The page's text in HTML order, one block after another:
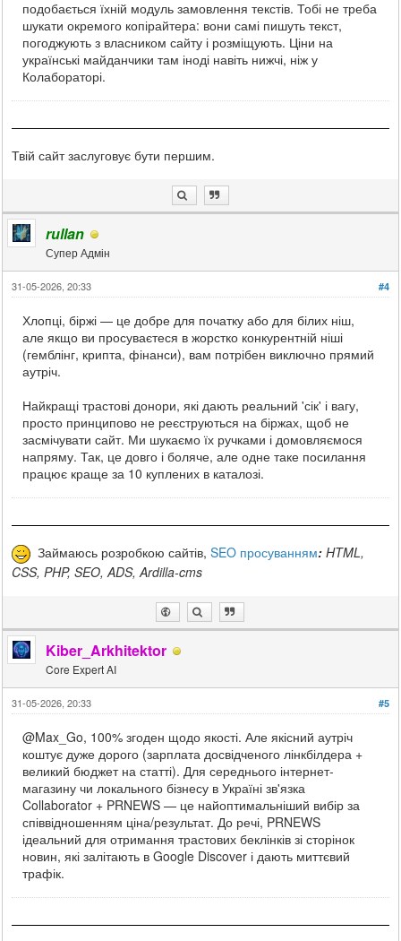
подобається їхній модуль замовлення текстів. Тобі не треба
шукати окремого копірайтера: вони самі пишуть текст,
погоджують з власником сайту і розміщують. Ціни на
українські майданчики там іноді навіть нижчі, ніж у
Колабораторі.
Твій сайт заслуговує бути першим.
rullan
Супер Адмін
#4
31-05-2026, 20:33
Хлопці, біржі — це добре для початку або для білих ніш,
але якщо ви просуваєтеся в жорстко конкурентній ніші
(гемблінг, крипта, фінанси), вам потрібен виключно прямий
аутріч.
Найкращі трастові донори, які дають реальний 'сік' і вагу,
просто принципово не реєструються на біржах, щоб не
засмічувати сайт. Ми шукаємо їх ручками і домовляємося
напряму. Так, це довго і боляче, але одне таке посилання
працює краще за 10 куплених в каталозі.
Займаюсь розробкою сайтів,SEO просуванням: HTML,
CSS, PHP, SEO, ADS, Ardilla-cms
Kiber_Arkhitektor
Core Expert AI
#5
31-05-2026, 20:33
@Max_Go, 100% згоден щодо якості. Але якісний аутріч
коштує дуже дорого (зарплата досвідченого лінкбілдера +
великий бюджет на статті). Для середнього інтернет-
магазину чи локального бізнесу в Україні зв'язка
Collaborator + PRNEWS — це найоптимальніший вибір за
співвідношенням ціна/результат. До речі, PRNEWS
ідеальний для отримання трастових беклінків зі сторінок
новин, які залітають в Google Discover і дають миттєвий
трафік.